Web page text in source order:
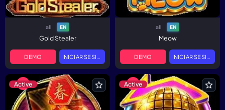
all EN
Gold Stealer
DEMO INICIAR SESIÓN
all EN
Meow
DEMO INICIAR SESIÓN
Active Active